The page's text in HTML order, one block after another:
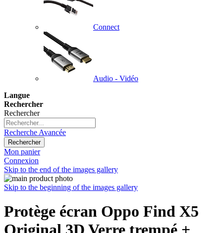
Connect
Audio - Vidéo
Langue
Rechercher
Rechercher
Recherche Avancée
Rechercher
Mon panier
Connexion
Skip to the end of the images gallery
Skip to the beginning of the images gallery
Protège écran Oppo Find X5